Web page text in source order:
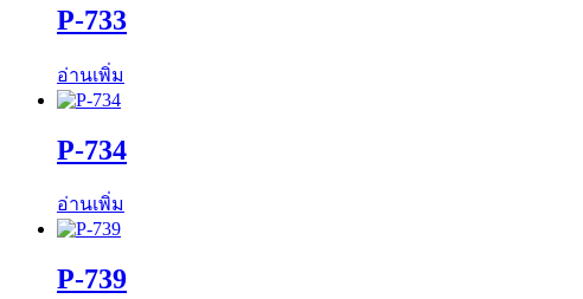
P-733
อ่านเพิ่ม
P-734
อ่านเพิ่ม
P-739